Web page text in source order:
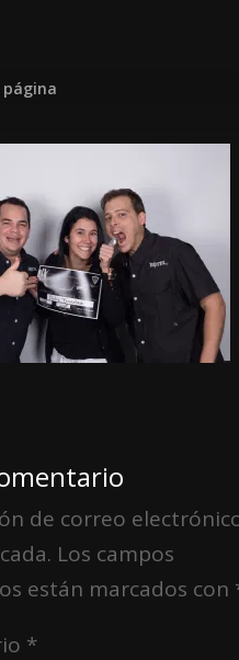
páginalarge12
de correo
Los campos
están marcados con
*